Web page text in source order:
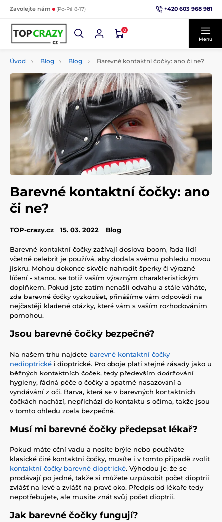
Zavolejte nám (Po-Pá 8-17) +420 603 968 981
0
Menu
Úvod Blog Blog Barevné kontaktní čočky: ano či ne?
Barevné kontaktní čočky: ano
či ne?
TOP-crazy.cz 15. 03. 2022 Blog
Barevné kontaktní čočky zažívají doslova boom, řada lidí
včetně celebrit je používá, aby dodala svému pohledu novou
jiskru. Mohou dokonce skvěle nahradit šperky či výrazné
líčení - stanou se totiž vaším výrazným charakteristickým
doplňkem. Pokud jste zatím nenašli odvahu a stále váháte,
zda barevné čočky vyzkoušet, přinášíme vám odpovědi na
nejčastěji kladené otázky, které vám s vaším rozhodováním
pomohou.
Jsou barevné čočky bezpečné?
Na našem trhu najdete barevné kontaktní čočky
nedioptrické i dioptrické. Pro oboje platí stejné zásady jako u
běžných kontaktních čoček, tedy především dodržování
hygieny, řádná péče o čočky a opatrné nasazování a
vyndávání z očí. Barva, která se v barevných kontaktních
čočkách nachází, nepřichází do kontaktu s očima, takže jsou
v tomto ohledu zcela bezpečné.
Musí mi barevné čočky předepsat lékař?
Pokud máte oční vadu a nosíte brýle nebo používáte
klasické čiré kontaktní čočky, musíte i v tomto případě zvolit
kontaktní čočky barevné dioptrické. Výhodou je, že se
prodávají po jedné, takže si můžete uzpůsobit počet dioptrií
zvlášť na levé a zvlášť na pravé oko. Předpis od lékaře tedy
nepotřebujete, ale musíte znát svůj počet dioptrií.
Jak barevné čočky fungují?